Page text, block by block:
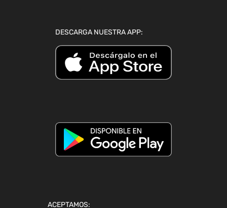
DESCARGA NUESTRA APP:
ACEPTAMOS: